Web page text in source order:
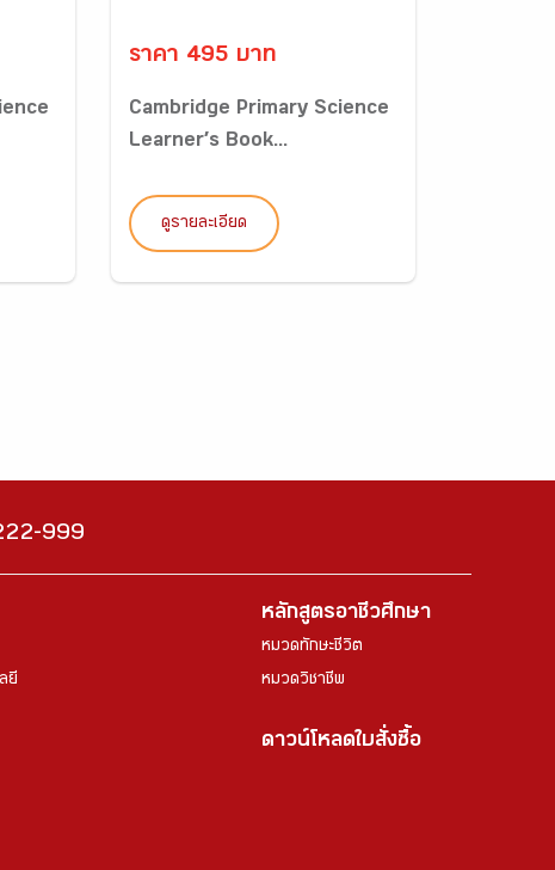
ราคา 495 บาท
Cambridge Primary Science
Learner’s Book...
ดูรายละเอียด
999
ยี
หลักสูตรอาชีวศึกษา
หมวดทักษะชีวิต
หมวดวิชาชีพ
ดาวน์โหลดใบสั่งซื้อ